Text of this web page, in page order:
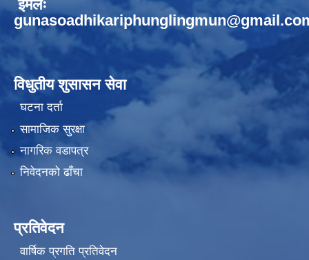
ईमेलः
विधुतीय शुसासन सेवा
घटना दर्ता
सामाजिक सुरक्षा
नागरिक वडापत्र
निवेदनको ढाँचा
प्रतिवेदन
वार्षिक प्रगति प्रतिवेदन